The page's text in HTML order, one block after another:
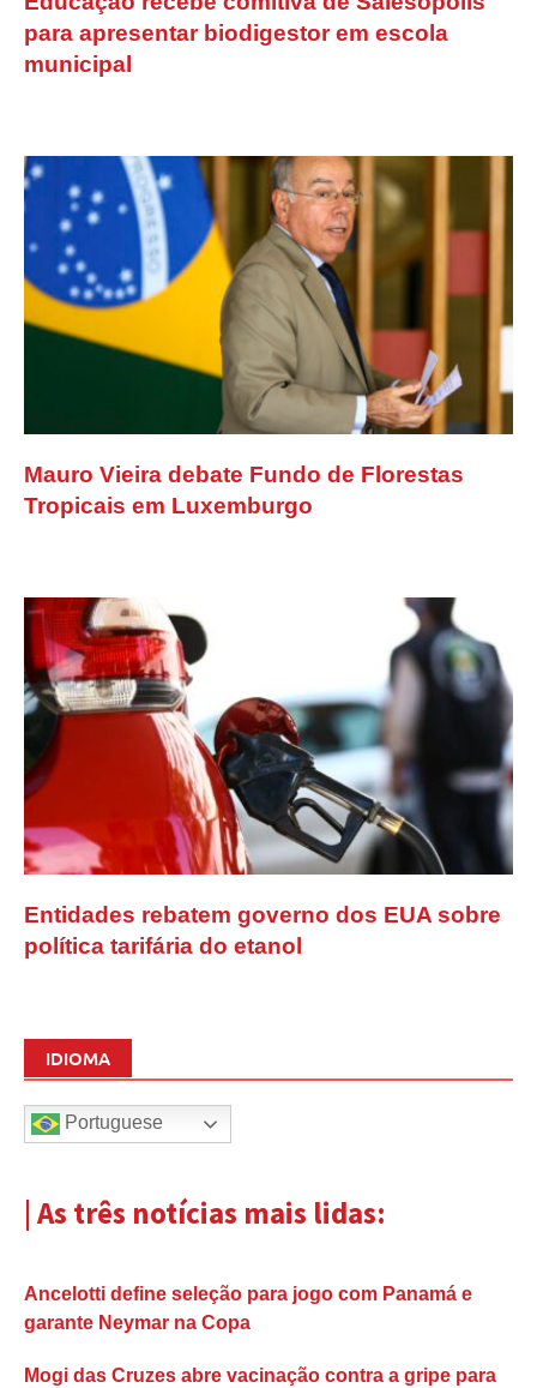
para apresentar biodigestor em escola
municipal
Mauro Vieira debate Fundo de Florestas
Tropicais em Luxemburgo
Entidades rebatem governo dos EUA sobre
política tarifária do etanol
IDIOMA
Portuguese
| As três notícias mais lidas:
Ancelotti define seleção para jogo com Panamá e
garante Neymar na Copa
Mogi das Cruzes abre vacinação contra a gripe para